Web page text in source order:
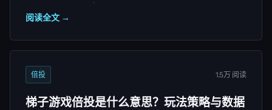
阅读全文 →
倍投 1.5万 阅读
梯子游戏倍投是什么意思？玩法策略与数据